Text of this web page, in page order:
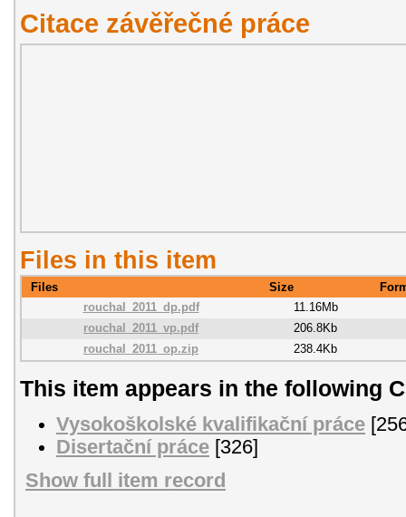
Citace závěřečné práce
Files in this item
Files Size
rouchal_2011_dp.pdf
11.16Mb
rouchal_2011_vp.pdf
206.8Kb
rouchal_2011_op.zip
238.4Kb
This item appears in the following
Vysokoškolské kvalifikační práce
Disertační práce [326]
Show full item record